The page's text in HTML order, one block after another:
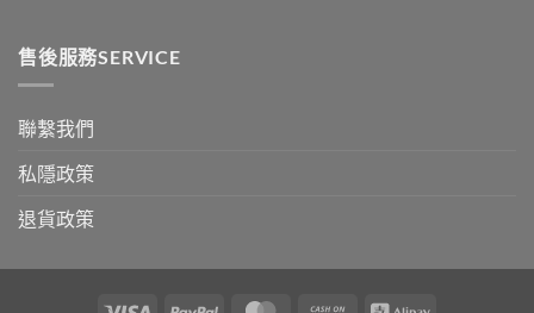
售後服務SERVICE
聯繫我們
私隱政策
退貨政策